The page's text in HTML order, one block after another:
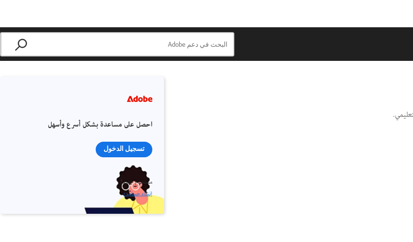
احصل على مساعدة بشكل أسرع وأسهل
تسجيل الدخول
مستخدم جديد؟
إنشاء حساب ›